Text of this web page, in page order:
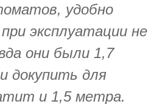
удобно
эксплуатации не
они были 1,7
докупить для
и 1,5 метра.